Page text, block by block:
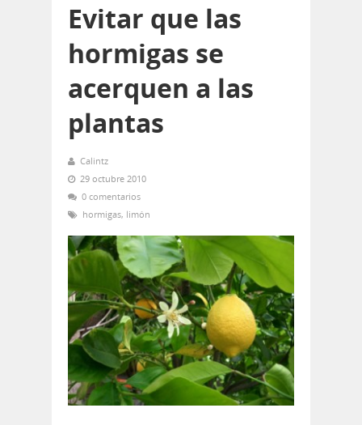
Evitar que las
hormigas se
acerquen a las
plantas
Calintz
29 octubre 2010
0 comentarios
hormigas, limón